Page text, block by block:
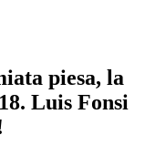
piesa, la
Luis Fonsi